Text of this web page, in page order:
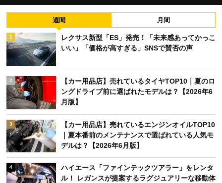
週間 月間
1
レクサス新型「ES」発売！「未来感あってかっこ
いい」「価格が高すぎる」SNSで賛否の声
2
【カー用品店】売れているタイヤTOP10｜夏のロ
ングドライブ前に選ばれたモデルは？【2026年6
月版】
3
【カー用品店】売れているエンジンオイルTOP10
｜夏本番前のメンテナンスで選ばれている人気モ
デルは？【2026年6月版】
4
ハイエース「ファインテックツアラー」をレンタ
ル！ レガンスが提案するラグジュアリーな移動体